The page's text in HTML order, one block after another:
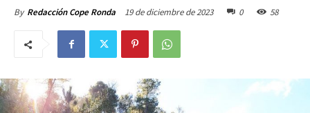
By Redacción Cope Ronda 19 de diciembre de 2023 0 58